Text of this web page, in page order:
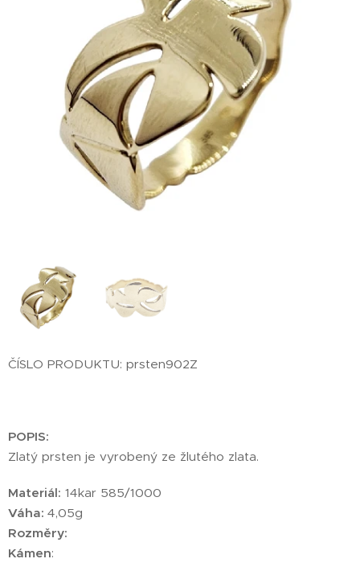
ČÍSLO PRODUKTU: prsten902Z
POPIS:
Zlatý prsten je vyrobený ze žlutého zlata.
Materiál: 14kar 585/1000
Váha: 4,05g
Rozměry:
Kámen: